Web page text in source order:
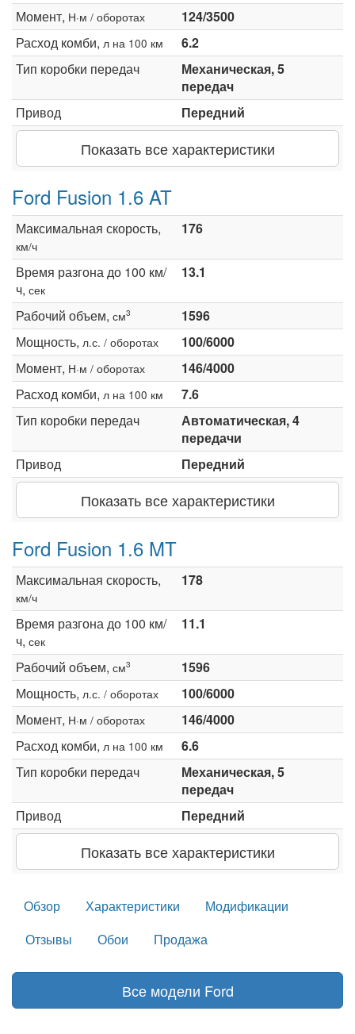
Момент, Н·м / оборотах
124/3500
Расход комби, л на 100 км
6.2
Тип коробки передач
Механическая, 5
передач
Привод
Передний
Показать все характеристики
Ford Fusion 1.6 AT
Максимальная скорость,
км/ч
176
Время разгона до 100 км/
ч, сек
13.1
Рабочий объем, см3
1596
Мощность, л.с. / оборотах
100/6000
Момент, Н·м / оборотах
146/4000
Расход комби, л на 100 км
7.6
Тип коробки передач
Автоматическая, 4
передачи
Привод
Передний
Показать все характеристики
Ford Fusion 1.6 MT
Максимальная скорость,
км/ч
178
Время разгона до 100 км/
ч, сек
11.1
Рабочий объем, см3
1596
Мощность, л.с. / оборотах
100/6000
Момент, Н·м / оборотах
146/4000
Расход комби, л на 100 км
6.6
Тип коробки передач
Механическая, 5
передач
Привод
Передний
Показать все характеристики
Обзор Характеристики
Модификации
Отзывы
Обои Продажа
Все модели Ford